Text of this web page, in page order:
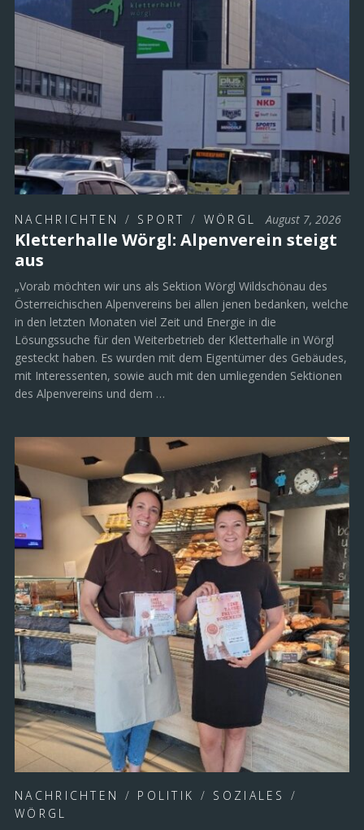
NACHRICHTEN / SPORT / WÖRGL August 7, 2026
Kletterhalle Wörgl: Alpenverein steigt
aus
„Vorab möchten wir uns als Sektion Wörgl Wildschönau des
Österreichischen Alpenvereins bei allen jenen bedanken, welche
in den letzten Monaten viel Zeit und Energie in die
Lösungssuche für den Weiterbetrieb der Kletterhalle in Wörgl
gesteckt haben. Es wurden mit dem Eigentümer des Gebäudes,
mit Interessenten, sowie auch mit den umliegenden Sektionen
des Alpenvereins und dem …
NACHRICHTEN / POLITIK / SOZIALES
/
WÖRGL